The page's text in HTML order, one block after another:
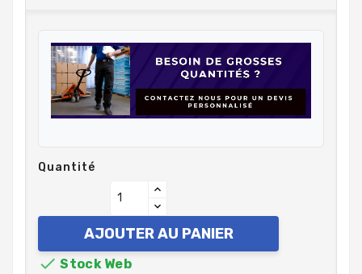
Quantité
AJOUTER AU PANIER
 Stock Web